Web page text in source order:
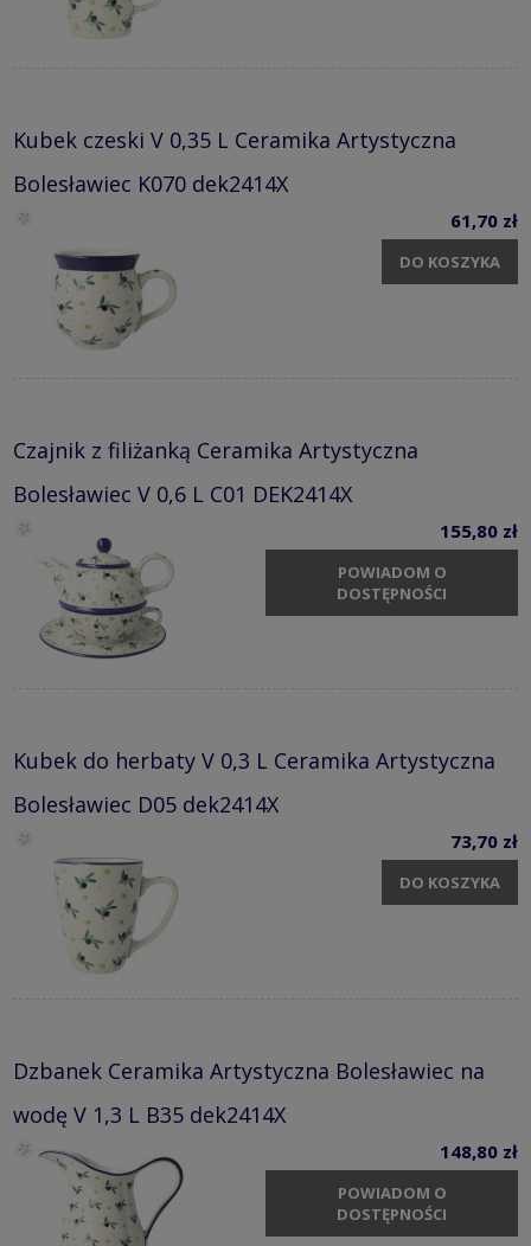
Kubek czeski V 0,35 L Ceramika Artystyczna
Bolesławiec K070 dek2414X
61,70 zł
DO KOSZYKA
Czajnik z filiżanką Ceramika Artystyczna
Bolesławiec V 0,6 L C01 DEK2414X
155,80 zł
POWIADOM O
DOSTĘPNOŚCI
Kubek do herbaty V 0,3 L Ceramika Artystyczna
Bolesławiec D05 dek2414X
73,70 zł
DO KOSZYKA
Dzbanek Ceramika Artystyczna Bolesławiec na
wodę V 1,3 L B35 dek2414X
148,80 zł
POWIADOM O
DOSTĘPNOŚCI